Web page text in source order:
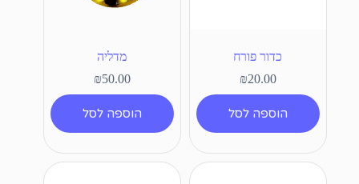
כדור פורח
₪20.00
הוספה לסל
מדליה
₪50.00
הוספה לסל